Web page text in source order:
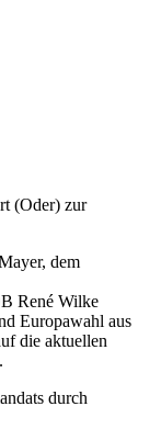
(Oder) zur
dem
René Wilke
Europawahl aus
die aktuellen
durch